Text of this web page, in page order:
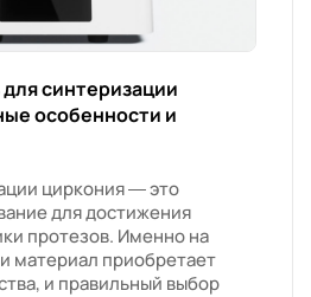
синтеризации
особенности и
циркония — это
для достижения
протезов. Именно на
материал приобретает
и правильный выбор